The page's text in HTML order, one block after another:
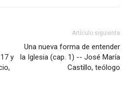
y
Artículo siguiente
Una nueva forma de entender
la Iglesia (cap. 1) -- José María
Castillo, teólogo